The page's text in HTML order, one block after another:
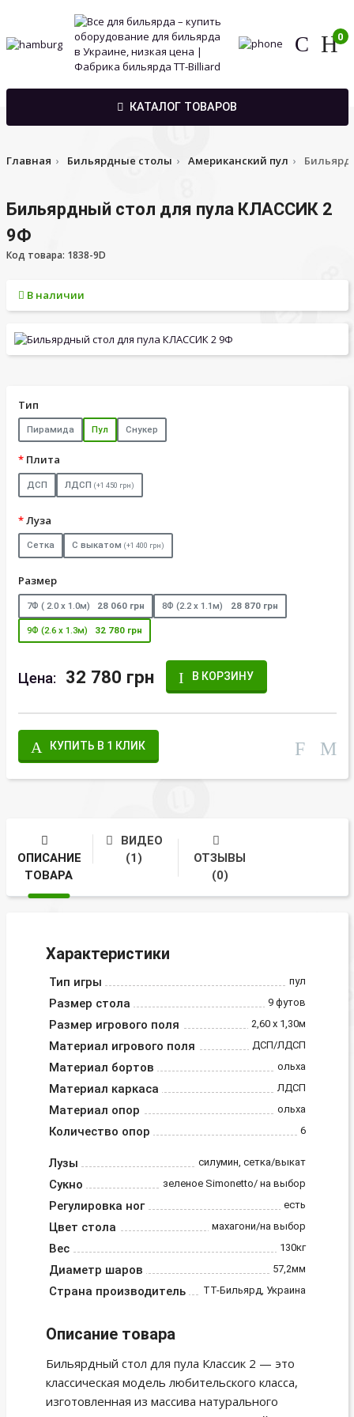
0
КАТАЛОГ ТОВАРОВ
Главная Бильярдные столы Американский пул
Бильярдный стол для пула КЛАССИК 2
9Ф
Код товара: 1838-9D
В наличии
Тип
Пирамида Пул Снукер
Плита
ДСП ЛДСП (+1 450 грн)
Луза
Сетка С выкатом (+1 400 грн)
Размер
7Ф ( 2.0 х 1.0м) 28 060 грн 8Ф (2.2 х 1.1м) 28 870 грн
9Ф (2.6 х 1.3м) 32 780 грн
Цена: 32 780 грн В КОРЗИНУ
КУПИТЬ В 1 КЛИК
ОПИСАНИЕ
ТОВАРА
ВИДЕО
(1)
ОТЗЫВЫ
(0)
Характеристики
Тип игры пул
Размер стола 9 футов
Размер игрового поля 2,60 х 1,30м
Материал игрового поля ДСП/ЛДСП
Материал бортов ольха
Материал каркаса ЛДСП
Материал опор ольха
Количество опор 6
Лузы силумин, сетка/выкат
Сукно зеленое Simonetto/ на выбор
Регулировка ног есть
Цвет стола махагони/на выбор
Вес 130кг
Диаметр шаров 57,2мм
Страна производитель ТТ-Бильярд, Украина
Описание товара
Бильярдный стол для пула Классик 2 — это
классическая модель любительского класса,
изготовленная из массива натурального